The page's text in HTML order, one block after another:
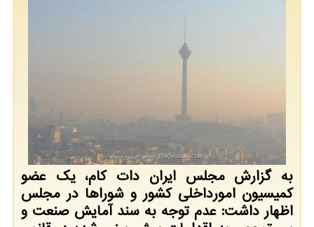
به گزارش مجلس ایران دات کام، یک عضو
کمیسیون امورداخلی کشور و شوراها در مجلس
اظهار داشت: عدم توجه به سند آمایش صنعت و